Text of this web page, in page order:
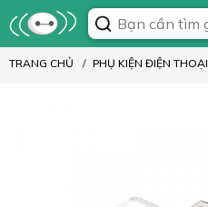
TRANG CHỦ PHỤ KIỆN ĐIỆN THOẠI